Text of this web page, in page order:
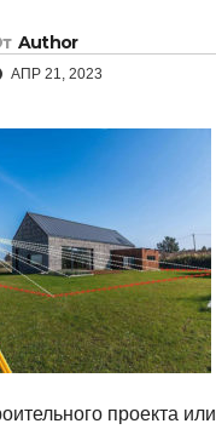
Author
АПР 21, 2023
проекта или